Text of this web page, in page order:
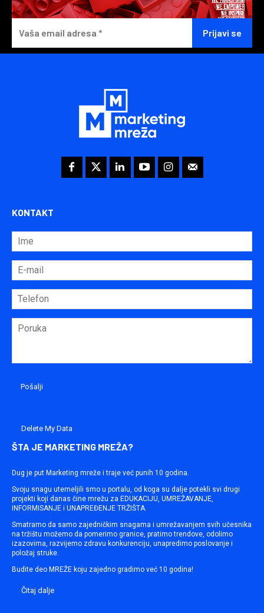
KONTAKT
Delete My Data
ŠTA JE MARKETING MREŽA?
Dug je put Marketing mreže i traje već punih 10 godina.
Svoju snagu utemeljili smo u portalu, od koga su dalje potekli svi drugi
projekti koji danas čine mrežu za EDUKACIJU, UMREŽAVANJE,
INFORMISANJE i UNAPREĐENJE TRŽIŠTA.
Smatramo da samo zajedničkim snagama i umrežavanjem svih učesnika
na tržištu možemo da pomerimo granice, pratimo trendove, odolimo
izazovima, razvijemo zdravu konkurenciju, unapredimo poslovanje i
položaj struke.
Budite deo MREŽE koju zajedno gradimo već 10 godina!
Čitaj dalje